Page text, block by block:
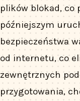
plików blokad, co
późniejszym
bezpieczeństwa
od internetu, co
zewnętrznych
przygotowania,